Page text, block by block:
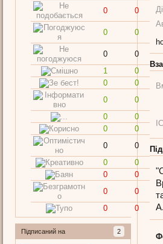
0 0
0 0
0
0
1
0
0
0
0
0
0
0
0
0
0
0
0
0
0
0
0
0
0
0
Підписаний на 2